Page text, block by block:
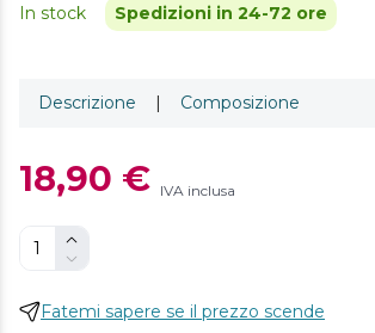
In stock Spedizioni in 24-72 ore
Descrizione | Composizione
18,90 € IVA inclusa
Fatemi sapere se il prezzo scende